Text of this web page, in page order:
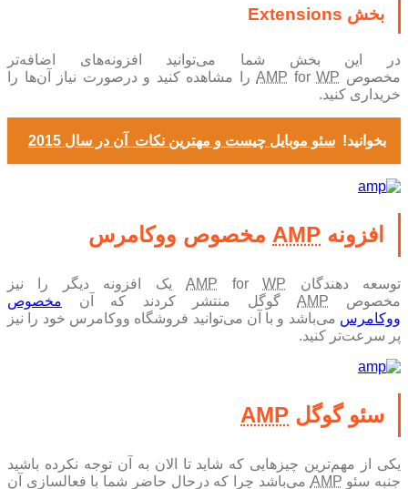
بخش Extensions
در این بخش شما‌ می‌توانید افزونه‌های اضافه‌تر
مخصوص
AMPforWP
را مشاهده کنید و درصورت نیاز آن‌ها را
خریداری کنید.
بخوانید! سئو موبایل چیست و مهترین نکات آن در سال 2015
افزونه AMPمخصوص ووکامرس
توسعه دهندگان AMP forWP
یک افزونه دیگر را نیز
مخصوص
AMPگوگل منتشر کردند که آن
مخصوص
ووکامرس می‌باشد و با آن می‌توانید فروشگاه ووکامرس خود را نیز
پر سرعت‌تر کنید.
سئو گوگل AMP
یکی از مهم‌ترین چیز‌هایی که شاید تا الان به آن توجه نکرده باشید
جنبه سئوAMPمی‌باشد چرا که در‌حال حاضر شما با فعالسازی آن